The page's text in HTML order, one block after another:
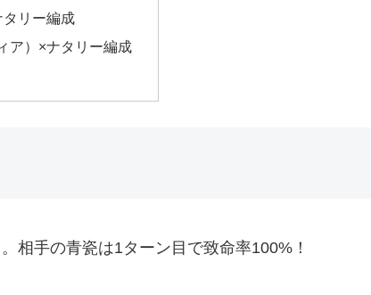
タリー編成
ア）×ナタリー編成
相手の青瓷は1ターン目で致命率100%！